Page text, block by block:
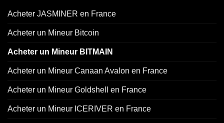
Acheter JASMINER en France
Acheter un Mineur Bitcoin
Acheter un Mineur BITMAIN
Acheter un Mineur Canaan Avalon en France
Acheter un Mineur Goldshell en France
Acheter un Mineur ICERIVER en France